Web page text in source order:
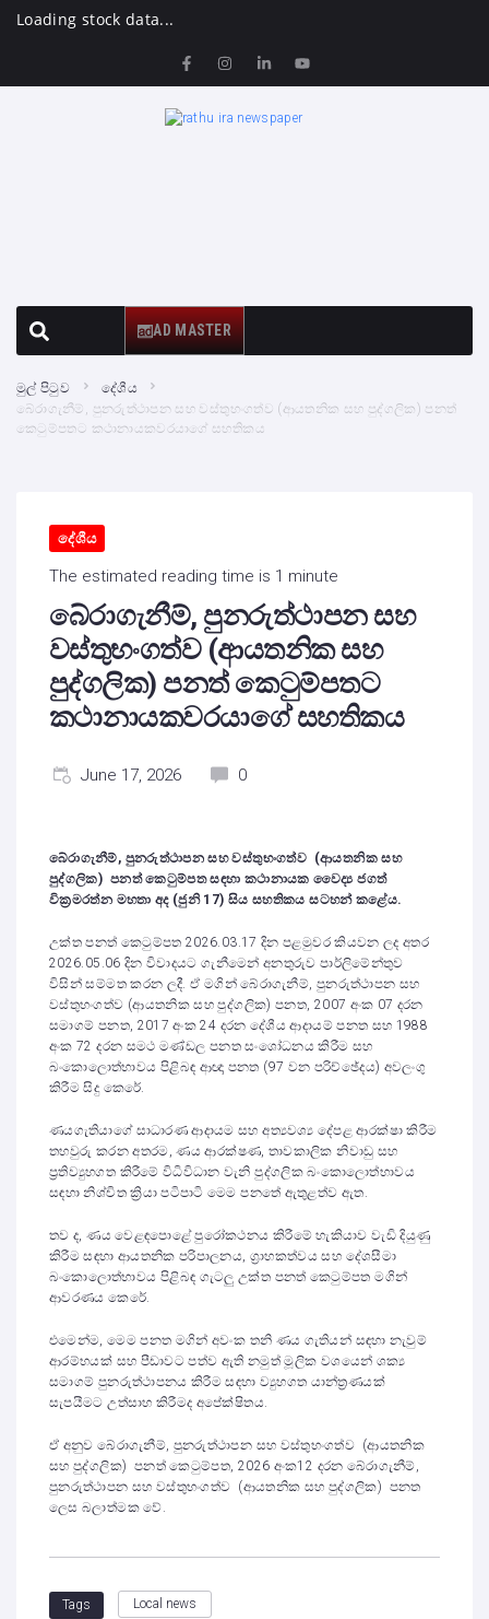
Loading stock data...
AD MASTER
මුල් පිටුව
දේශීය
බේරාගැනීම්, පුනරුත්ථාපන සහ වස්තුභංගත්ව (ආයතනික සහ පුද්ගලික) පනත්
කෙටුම්පතට කථානායකවරයාගේ සහතිකය
දේශීය
The estimated reading time is 1 minute
බේරාගැනීම්, පුනරුත්ථාපන සහ
වස්තුභංගත්ව (ආයතනික සහ
පුද්ගලික) පනත් කෙටුම්පතට
කථානායකවරයාගේ සහතිකය
June 17, 2026 0
බේරාගැනීම්, පුනරුත්ථාපන සහ වස්තුභංගත්ව (ආයතනික සහ
පුද්ගලික) පනත් කෙටුම්පත සඳහා කථානායක වෛද්‍ය ජගත්
වික්‍රමරත්න මහතා අද (ජුනි 17) සිය සහතිකය සටහන් කළේය.
උක්ත පනත් කෙටුම්පත 2026.03.17 දින පළමුවර කියවන ලද අතර
2026.05.06 දින විවාදයට ගැනීමෙන් අනතුරුව පාර්ලිමේන්තුව
විසින් සම්මත කරන ලදී. ඒ මගින් බේරාගැනීම්, පුනරුත්ථාපන සහ
වස්තුභංගත්ව (ආයතනික සහ පුද්ගලික) පනත, 2007 අංක 07 දරන
සමාගම් පනත, 2017 අංක 24 දරන දේශීය ආදායම් පනත සහ 1988
අංක 72 දරන සමථ මණ්ඩල පනත සංශෝධනය කිරීම සහ
බංකොලොත්භාවය පිළිබඳ ආඥා පනත (97 වන පරිච්ඡේදය) අවලංගු
කිරීම සිදු කෙරේ.
ණයගැතියාගේ සාධාරණ ආදායම සහ අත්‍යවශ්‍ය දේපළ ආරක්ෂා කිරීම
තහවුරු කරන අතරම, ණය ආරක්ෂණ, තාවකාලික නිවාඩු සහ
ප්‍රතිව්‍යුහගත කිරීමේ විධිවිධාන වැනි පුද්ගලික බංකොලොත්භාවය
සඳහා නිශ්චිත ක්‍රියා පටිපාටි මෙම පනතේ ඇතුළත්ව ඇත.
තව ද, ණය වෙළඳපොළේ පුරෝකථනය කිරීමේ හැකියාව වැඩි දියුණු
කිරීම සඳහා ආයතනික පරිපාලනය, ග්‍රාහකත්වය සහ දේශසීමා
බංකොලොත්භාවය පිළිබඳ ගැටලු උක්ත පනත් කෙටුම්පත මගින්
ආවරණය කෙරේ.
එමෙන්ම, මෙම පනත මගින් අවංක තනි ණය ගැතියන් සඳහා නැවුම්
ආරම්භයක් සහ පීඩාවට පත්ව ඇති නමුත් මූලික වශයෙන් ශක්‍ය
සමාගම් පුනරුත්ථාපනය කිරීම සඳහා ව්‍යුහගත යාන්ත්‍රණයක්
සැපයීමට උත්සාහ කිරීමද අපේක්ෂිතය.
ඒ අනුව බේරාගැනීම්, පුනරුත්ථාපන සහ වස්තුභංගත්ව (ආයතනික
සහ පුද්ගලික) පනත් කෙටුම්පත, 2026 අංක12 දරන බේරාගැනීම්,
පුනරුත්ථාපන සහ වස්තුභංගත්ව (ආයතනික සහ පුද්ගලික) පනත
ලෙස බලාත්මක වේ.
Tags Local news